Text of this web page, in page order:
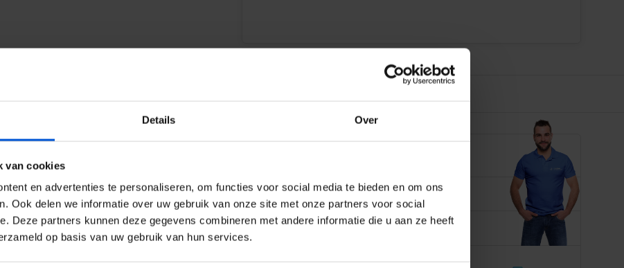
Details Over
van cookies
en advertenties te personaliseren, om functies voor social media te bieden en om ons
Ook delen we informatie over uw gebruik van onze site met onze partners voor social
Deze partners kunnen deze gegevens combineren met andere informatie die u aan ze heeft
op basis van uw gebruik van hun services.
die steeds vaker wordt
0317 358 228
info@dejonghandelsonderneming.nl